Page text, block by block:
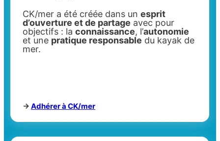
CK/mer a été créée dans unesprit
d’ouverture et de partage avec pour
objectifs : laconnaissance, l’autonomie
et une pratique responsable du kayak de
mer.
->Adhérer à CK/mer